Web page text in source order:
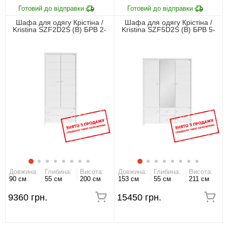
Шафа для одягу Крістіна /
Kristina SZF2D2S (В) БРВ 2-
Довжина:
90 см
Глибина:
55 см
Висота:
200 см
9360 грн.
Шафа для одягу Крістіна /
Kristina SZF5D2S (В) БРВ 5-
Довжина:
153 см
Глибина:
55 см
Висота:
211 см
15450 грн.